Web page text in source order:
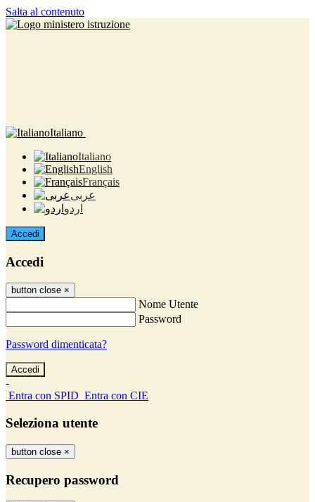
Salta al contenuto
Italiano
Italiano
English
Français
عربى
اردو
Accedi
Accedi
button close ×
Nome Utente
Password
Password dimenticata?
-
Entra con SPID Entra con CIE
Seleziona utente
button close ×
Recupero password